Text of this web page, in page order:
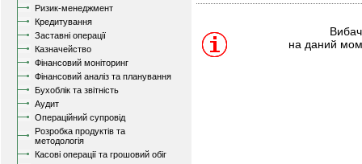
Ризик-менеджмент
Кредитування
Заставні операції
Казначейство
Фінансовий моніторинг
Фінансовий аналіз та планування
Бухоблік та звітність
Аудит
Операційний супровід
Розробка продуктів та
методологія
Касові операції та грошовий обіг
на даний